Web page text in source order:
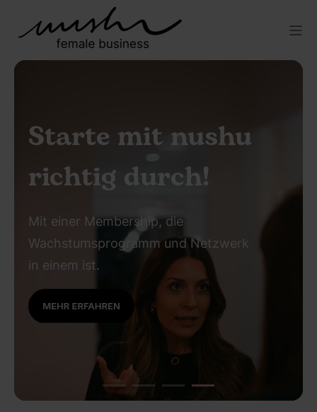
Starte mit nushu
richtig durch!
Mit einer Membership, die
Wachstumsprogramm und Netzwerk
in einem ist.